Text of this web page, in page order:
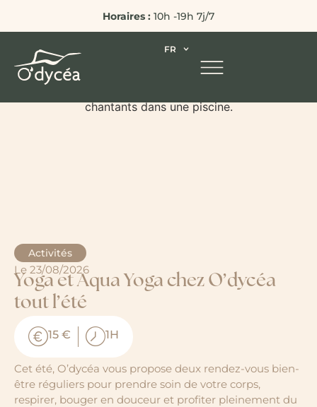
Horaires : 10h -19h 7j/7
FR
Activités
Le 23/08/2026
Yoga et Aqua Yoga chez O’dycéa
tout l’été
15 € 1H
Cet été, O’dycéa vous propose deux rendez-vous bien-
être réguliers pour prendre soin de votre corps,
respirer, bouger en douceur et profiter pleinement du